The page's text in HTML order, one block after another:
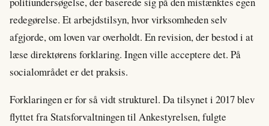
redegørelse. Et arbejdstilsyn, hvor virksomheden selv
afgjorde, om loven var overholdt. En revision, der bestod i at
læse direktørens forklaring. Ingen ville acceptere det. På
socialområdet er det praksis.
Forklaringen er for så vidt strukturel. Da tilsynet i 2017 blev
flyttet fra Statsforvaltningen til Ankestyrelsen, fulgte